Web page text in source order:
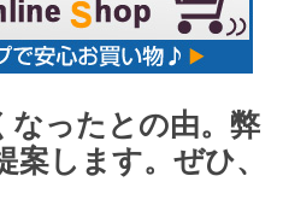
ったとの由。弊
します。ぜひ、